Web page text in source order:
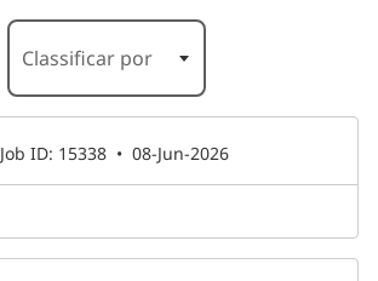
Classificar por
Job ID: 15338 • 08-Jun-2026